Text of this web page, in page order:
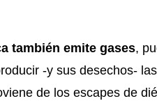
también emite gases,
-y sus desechos-
de los escapes de